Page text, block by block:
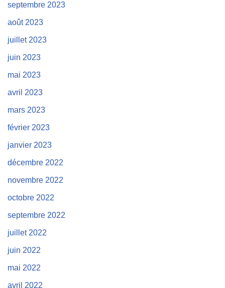
septembre 2023
août 2023
juillet 2023
juin 2023
mai 2023
avril 2023
mars 2023
février 2023
janvier 2023
décembre 2022
novembre 2022
octobre 2022
septembre 2022
juillet 2022
juin 2022
mai 2022
avril 2022